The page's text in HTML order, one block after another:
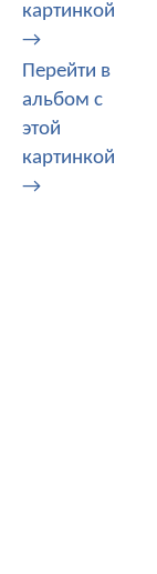
картинкой
→
Перейти в
альбом с
этой
картинкой
→